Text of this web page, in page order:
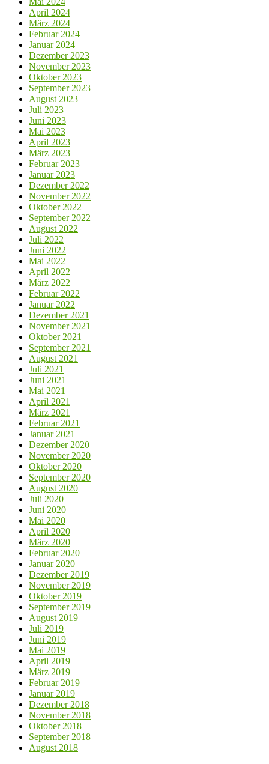
April 2024
März 2024
Februar 2024
Januar 2024
Dezember 2023
November 2023
Oktober 2023
September 2023
August 2023
Juli 2023
Juni 2023
Mai 2023
April 2023
März 2023
Februar 2023
Januar 2023
Dezember 2022
November 2022
Oktober 2022
September 2022
August 2022
Juli 2022
Juni 2022
Mai 2022
April 2022
März 2022
Februar 2022
Januar 2022
Dezember 2021
November 2021
Oktober 2021
September 2021
August 2021
Juli 2021
Juni 2021
Mai 2021
April 2021
März 2021
Februar 2021
Januar 2021
Dezember 2020
November 2020
Oktober 2020
September 2020
August 2020
Juli 2020
Juni 2020
Mai 2020
April 2020
März 2020
Februar 2020
Januar 2020
Dezember 2019
November 2019
Oktober 2019
September 2019
August 2019
Juli 2019
Juni 2019
Mai 2019
April 2019
März 2019
Februar 2019
Januar 2019
Dezember 2018
November 2018
Oktober 2018
September 2018
August 2018